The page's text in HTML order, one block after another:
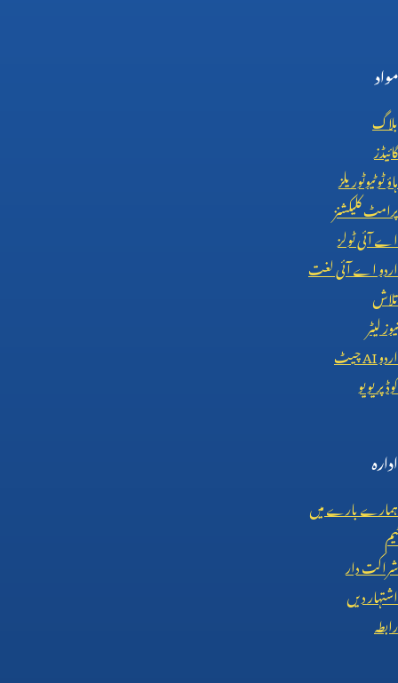
مواد
بلاگ
گائیڈز
ہاؤ ٹو ٹیوٹوریلز
پرامٹ کلیکشنز
اے آئی ٹولز
اردو اے آئی لغت
تلاش
نیوز لیٹر
اردوAIچیٹ
کوڈ پریویو
ادارہ
ہمارے بارے میں
ٹیم
شراکت دار
اشتہار دیں
رابطہ